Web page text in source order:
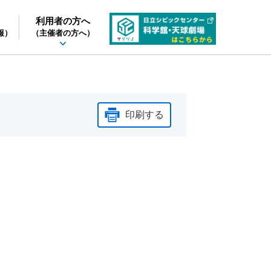
利用者の方へ
（主催者の方へ）
印刷する